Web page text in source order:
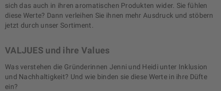
sich das auch in ihren aromatischen Produkten wider. Sie fühlen
diese Werte? Dann verleihen Sie ihnen mehr Ausdruck und stöbern
jetzt durch unser Sortiment.
VALJUES und ihre Values
Was verstehen die Gründerinnen Jenni und Heidi unter Inklusion
und Nachhaltigkeit? Und wie binden sie diese Werte in ihre Düfte
ein?